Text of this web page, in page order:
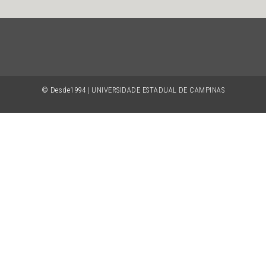
© Desde1994 | UNIVERSIDADE ESTADUAL DE CAMPINAS